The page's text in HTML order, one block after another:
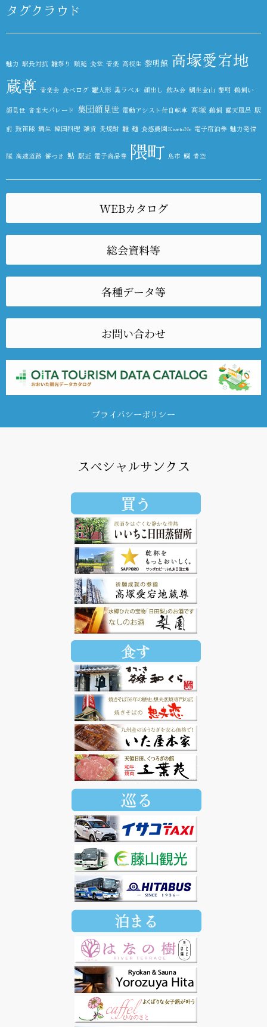
タグクラウド
魅力 駅長対抗 雛祭り 順延 食堂 音楽 高校生 黎明館 高塚愛宕地
蔵尊 音楽会 食べログ 雛人形 黒ラベル 顔出し 飲み会 鯛生金山 黎明 鵜飼い
顔見世 音楽大パレード 集団顔見世 電動アシスト付自転車 高塚 鵜飼 露天風呂 駅
前 鼓笛隊 鯛生 韓国料理 雑貨 麦焼酎 雛 麺 食感農園KazetoNe 電子宿泊券 魅力発信
隊 高速道路 餅つき 鮎 駅近 電子商品券 隈町 鳥市 鯛 青空
WEBカタログ
総会資料等
各種データ等
お問い合わせ
プライバシーポリシー
スペシャルサンクス